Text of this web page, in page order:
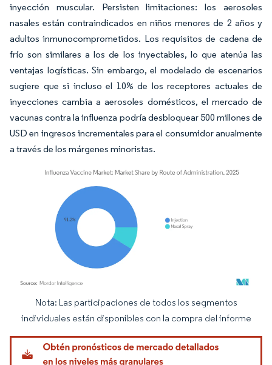
inyección muscular. Persisten limitaciones: los aerosoles
nasales están contraindicados en niños menores de 2 años y
adultos inmunocomprometidos. Los requisitos de cadena de
frío son similares a los de los inyectables, lo que atenúa las
ventajas logísticas. Sin embargo, el modelado de escenarios
sugiere que si incluso el 10% de los receptores actuales de
inyecciones cambia a aerosoles domésticos, el mercado de
vacunas contra la influenza podría desbloquear 500 millones de
USD en ingresos incrementales para el consumidor anualmente
a través de los márgenes minoristas.
Imagen © Mordor Intelligence. El uso requiere atribución según CC BY 4.0.
Nota: Las participaciones de todos los segmentos
individuales están disponibles con la compra del informe